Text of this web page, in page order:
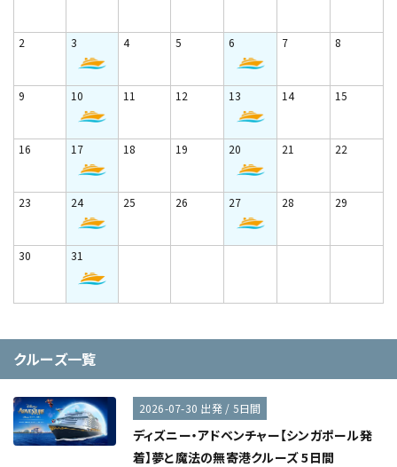
2 3 4 5 6 7 8
9 10 11 12 13 14 15
16 17 18 19 20 21 22
23 24 25 26 27 28 29
30 31
クルーズ一覧
2026-07-30 出発 / 5日間
ディズニー・アドベンチャー【シンガポール発
着】夢と魔法の無寄港クルーズ 5日間